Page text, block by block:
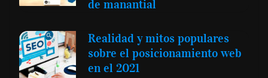
de manantial
Realidad y mitos populares
sobre el posicionamiento web
en el 2021